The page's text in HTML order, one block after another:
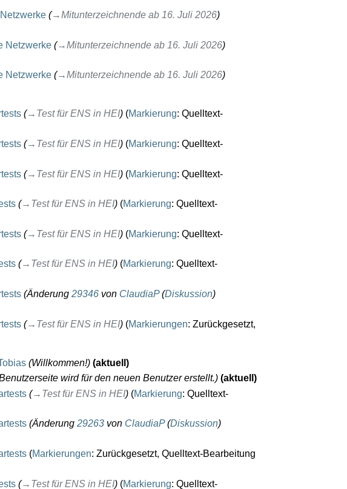
→Mitunterzeichnende ab 16. Juli 2026
Netzwerke →Mitunterzeichnende ab 16. Juli 2026
Netzwerke →Mitunterzeichnende ab 16. Juli 2026
→ Test für ENS in HEI Markierung: Quelltext-
→ Test für ENS in HEI Markierung: Quelltext-
→ Test für ENS in HEI Markierung: Quelltext-
→ Test für ENS in HEI Markierung: Quelltext-
→ Test für ENS in HEI Markierung: Quelltext-
→ Test für ENS in HEI Markierung: Quelltext-
Änderung 29346von ClaudiaP(Diskussion)
→ Test für ENS in HEI Markierungen: Zurückgesetzt
Willkommen!
aktuell
wird für den neuen Benutzer erstellt.
aktuell
→ Test für ENS in HEI Markierung: Quelltext-
Änderung 29263von ClaudiaP(Diskussion)
Markierungen: Zurückgesetzt Quelltext-Bearbeitung
→ Test für ENS in HEI Markierung: Quelltext-